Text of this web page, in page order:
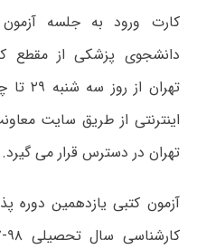
کارت ورود به جلسه
دانشجوی پزشکی از مقطع
اینترنتی از طریق سایت
تهران در دسترس قرار می گیرد.
آزمون کتبی یازدهمین